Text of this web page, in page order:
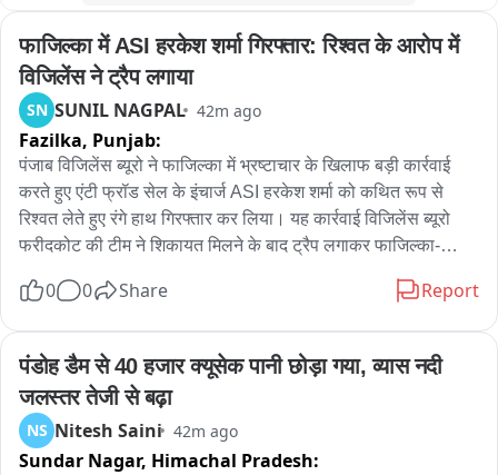
फाजिल्का में ASI हरकेश शर्मा गिरफ्तार: रिश्वत के आरोप में
विजिलेंस ने ट्रैप लगाया
SN SUNIL NAGPAL 42m ago
Fazilka, Punjab:
पंजाब विजिलेंस ब्यूरो ने फाजिल्का में भ्रष्टाचार के खिलाफ बड़ी कार्रवाई
करते हुए एंटी फ्रॉड सेल के इंचार्ज ASI हरकेश शर्मा को कथित रूप से
रिश्वत लेते हुए रंगे हाथ गिरफ्तार कर लिया। यह कार्रवाई विजिलेंस ब्यूरो
फरीदकोट की टीम ने शिकायत मिलने के बाद ट्रैप लगाकर फाजिल्का-
पास दो पक्षों के बीच करीब 11-12 लाख रुपये के लेनदेन का मामला पहुंचा
और मामला उनके पक्ष में निपटाने का भरोसा देकर रिश्वत की मांग की। जब
रिश्वत की रकम देने का समय आया तो संबंधित पक्ष ने विजिलेंस ब्यूरो
फरीदकोट को शिकायत दे दी। शिकायत के आधार पर विजिलेंस टीम ने
योजनाबद्ध तरीके से ट्रैप लगाया और आरोपी ASI को कथित तौर पर 40
हजार की रिश्वत लेते हुए रंगे हाथ गिरफ्तार कर लिया। गिरफ्तारी के बाद
0 0 Share Report
पंडोह डैम से 40 हजार क्यूसेक पानी छोड़ा गया, व्यास नदी
जलस्तर तेजी से बढ़ा
NS Nitesh Saini 42m ago
Sundar Nagar, Himachal Pradesh: